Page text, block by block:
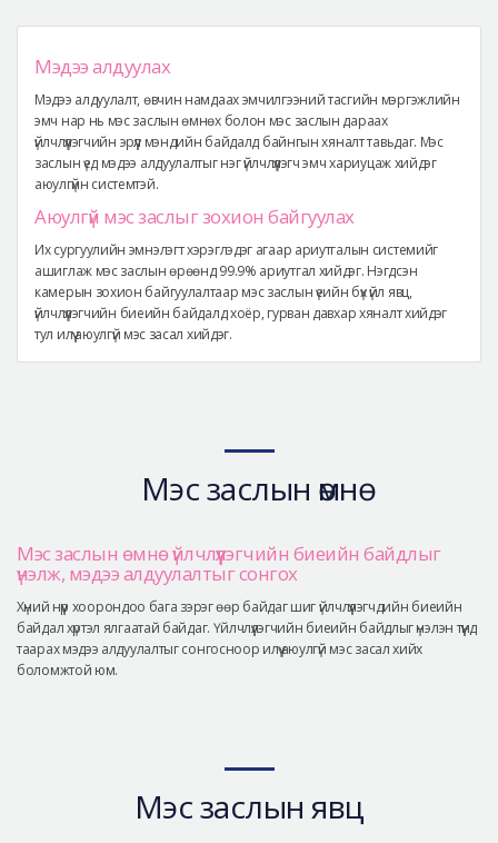
Мэдээ алдуулах
Мэдээ алдуулалт, өвчин намдаах эмчилгээний тасгийн мэргэжлийн
эмч нар нь мэс заслын өмнөх болон мэс заслын дараах
үйлчлүүлэгчийн эрүүл мэндийн байдалд байнгын хяналт тавьдаг. Мэс
заслын үед мэдээ алдуулалтыг нэг үйлчлүүлэгч эмч хариуцаж хийдэг
аюулгүйн системтэй.
Аюулгүй мэс заслыг зохион байгуулах
Их сургуулийн эмнэлэгт хэрэглэдэг агаар ариутгалын системийг
ашиглаж мэс заслын өрөөнд 99.9% ариутгал хийдэг. Нэгдсэн
камерын зохион байгуулалтаар мэс заслын үеийн бүх үйл явц,
үйлчлүүлэгчийн биеийн байдалд хоёр, гурван давхар хяналт хийдэг
тул илүү аюулгүй мэс засал хийдэг.
Мэс заслын өмнө
Мэс заслын өмнө үйлчлүүлэгчийн биеийн байдлыг
үнэлж, мэдээ алдуулалтыг сонгох
Хүний нүүр хоорондоо бага зэрэг өөр байдаг шиг үйлчлүүлэгчдийн биеийн
байдал хүртэл ялгаатай байдаг. Үйлчлүүлэгчийн биеийн байдлыг үнэлэн түүнд
таарах мэдээ алдуулалтыг сонгосноор илүү аюулгүй мэс засал хийх
боломжтой юм.
Мэс заслын явц